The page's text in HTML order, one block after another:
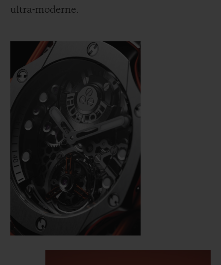
ultra-moderne.